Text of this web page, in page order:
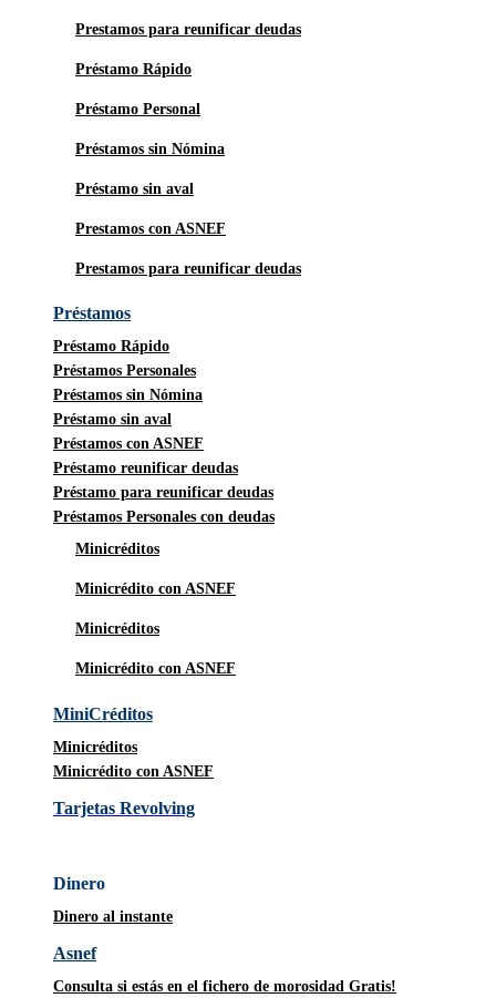
Prestamos para reunificar deudas
Préstamo Rápido
Préstamo Personal
Préstamos sin Nómina
Préstamo sin aval
Prestamos con ASNEF
Prestamos para reunificar deudas
Préstamos
Préstamo Rápido
Préstamos Personales
Préstamos sin Nómina
Préstamo sin aval
Préstamos con ASNEF
Préstamo reunificar deudas
Préstamo para reunificar deudas
Préstamos Personales con deudas
Minicréditos
Minicrédito con ASNEF
Minicréditos
Minicrédito con ASNEF
MiniCréditos
Minicréditos
Minicrédito con ASNEF
Tarjetas Revolving
Dinero
Dinero al instante
Asnef
Consulta si estás en el fichero de morosidad Gratis!